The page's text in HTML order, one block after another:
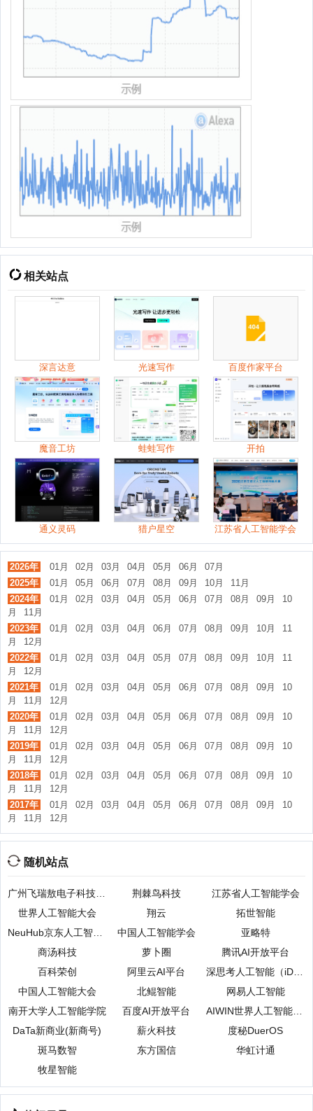
相关站点
深言达意 光速写作 百度作家平台
魔音工坊 蛙蛙写作 开拍
通义灵码 猎户星空 江苏省人工智能学会
2026年 01月 02月 03月 04月 05月 06月
07月
2025年
01月 05月 06月 07月 08月 09月 10月
11月
2024年
01月 02月 03月 04月 05月 06月 07月 08月 09月
10
月
11月
2023年
01月 02月 03月 04月 06月 07月 08月 09月 10月
11
月
12月
2022年
01月 02月 03月 04月 05月 07月 08月 09月 10月
11
月
12月
2021年
01月 02月 03月 04月 05月 06月 07月 08月 09月
10
月
11月
12月
2020年
01月 02月 03月 04月 05月 06月 07月 08月 09月
10
月
11月
12月
2019年
01月 02月 03月 04月 05月 06月 07月 08月 09月
10
月
11月
12月
2018年
01月 02月 03月 04月 05月 06月 07月 08月 09月
10
月
11月
12月
2017年
01月 02月 03月 04月 05月 06月 07月 08月 09月
10
月
11月 12月
随机站点
荆棘鸟科技
江苏省人工智能学会
世界人工智能大会
翔云
拓世智能
中国人工智能学会
亚略特
商汤科技
萝卜圈
腾讯AI开放平台
百科荣创
阿里云AI平台
深思考人工智能（iDeepWise）
中国人工智能大会
北鲲智能
网易人工智能
南开大学人工智能学院
百度AI开放平台
AIWIN世界人工智能创新大赛
DaTa新商业(新商号)
薪火科技
度秘DuerOS
斑马数智
东方国信
华虹计通
牧星智能